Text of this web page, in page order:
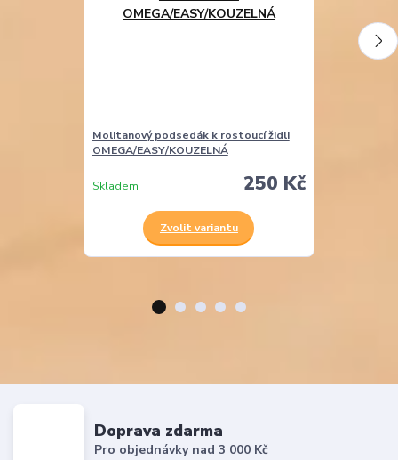
Molitanový podsedák k rostoucí židli
OMEGA/EASY/KOUZELNÁ
250 Kč
Skladem
Zvolit variantu
Doprava zdarma
Pro objednávky nad 3 000 Kč